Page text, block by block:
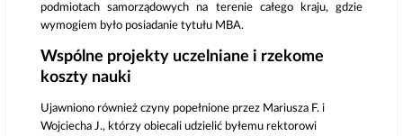
podmiotach samorządowych na terenie całego kraju, gdzie
wymogiem było posiadanie tytułu MBA.
Wspólne projekty uczelniane i rzekome
koszty nauki
Ujawniono również czyny popełnione przez Mariusza F. i
Wojciecha J., którzy obiecali udzielić byłemu rektorowi